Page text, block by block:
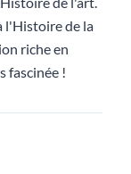
l'Histoire de la
riche en
fascinée !